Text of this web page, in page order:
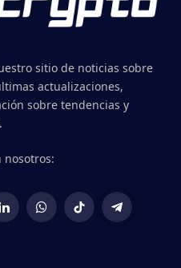
sitio de noticias sobre
actualizaciones,
sobre tendencias y
nosotros:
LinkedInWhatsApp
TikTok Telegram